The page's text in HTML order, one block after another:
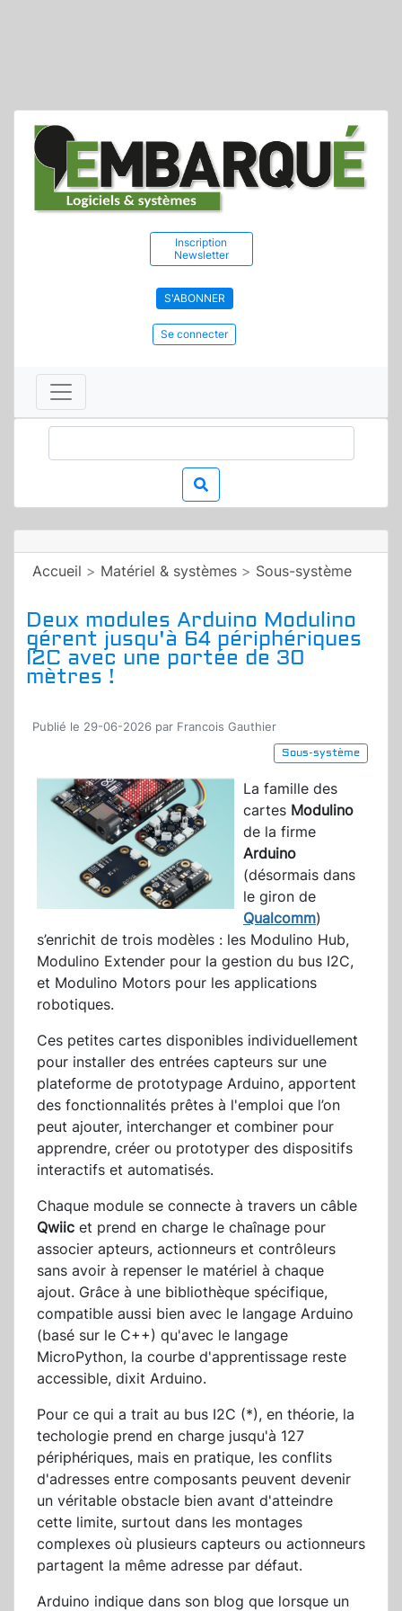
Inscription
Newsletter
S'ABONNER
Se connecter
Accueil > Matériel & systèmes > Sous-système
Deux modules Arduino Modulino
gérent jusqu'à 64 périphériques
I2C avec une portée de 30
mètres !
Publié le 29-06-2026 par Francois Gauthier
Sous-système
La famille des
cartes Modulino
de la firme
Arduino
(désormais dans
le giron de
Qualcomm)
s’enrichit de trois modèles : les Modulino Hub,
Modulino Extender pour la gestion du bus I2C,
et Modulino Motors pour les applications
robotiques.
Ces petites cartes disponibles individuellement
pour installer des entrées capteurs sur une
plateforme de prototypage Arduino, apportent
des fonctionnalités prêtes à l'emploi que l’on
peut ajouter, interchanger et combiner pour
apprendre, créer ou prototyper des dispositifs
interactifs et automatisés.
Chaque module se connecte à travers un câble
Qwiic et prend en charge le chaînage pour
associer apteurs, actionneurs et contrôleurs
sans avoir à repenser le matériel à chaque
ajout. Grâce à une bibliothèque spécifique,
compatible aussi bien avec le langage Arduino
(basé sur le C++) qu'avec le langage
MicroPython, la courbe d'apprentissage reste
accessible, dixit Arduino.
Pour ce qui a trait au bus I2C (*), en théorie, la
techologie prend en charge jusqu'à 127
périphériques, mais en pratique, les conflits
d'adresses entre composants peuvent devenir
un véritable obstacle bien avant d'atteindre
cette limite, surtout dans les montages
complexes où plusieurs capteurs ou actionneurs
partagent la même adresse par défaut.
Arduino indique dans son blog que lorsque un